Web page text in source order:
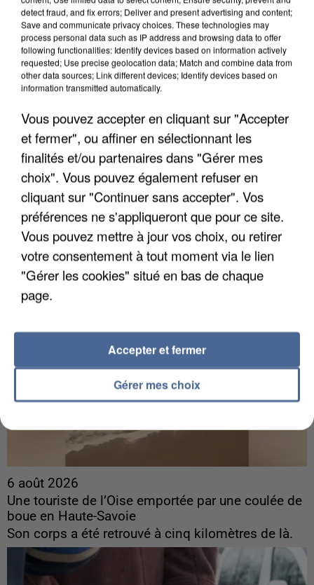
6 août 2026
Gabriel Attal et Raphaël Glucksmann visés par des
ingérences...
Sollicité, Sébastien Lecornu annonce un "travail
commun" avec les partis à la rentrée.
6 août 2026
Une touriste de l’Oise emportée par une coulée de
boue en Haute-Savoie
Son corps a été retrouvé à cinq kilomètres de là.
detect fraud, and fix errors; Deliver and present advertising and content;
Save and communicate privacy choices. These technologies may
process personal data such as IP address and browsing data to offer
following functionalities: Identify devices based on information actively
requested; Use precise geolocation data; Match and combine data from
other data sources; Link different devices; Identify devices based on
information transmitted automatically.
Vous pouvez accepter en cliquant sur "Accepter
et fermer", ou affiner en sélectionnant les
finalités et/ou partenaires dans "Gérer mes
choix". Vous pouvez également refuser en
cliquant sur "Continuer sans accepter". Vos
préférences ne s'appliqueront que pour ce site.
Vous pouvez mettre à jour vos choix, ou retirer
votre consentement à tout moment via le lien
"Gérer les cookies" situé en bas de chaque
page.
Gérer mes choix
Accepter et fermer